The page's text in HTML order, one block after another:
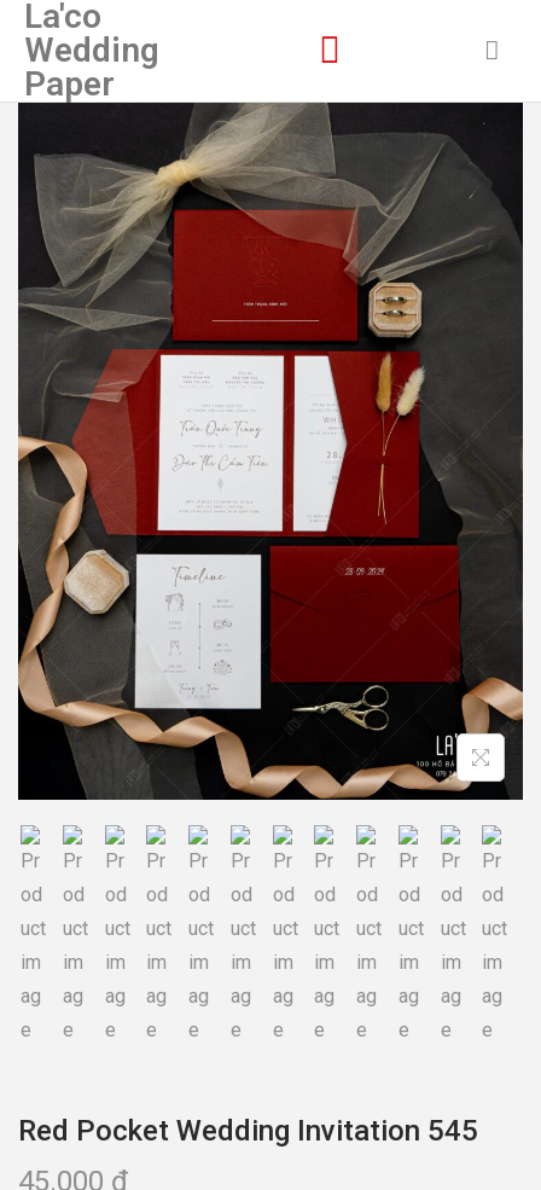
La'co
Wedding
Paper
Red Pocket Wedding Invitation 545
45.000 ₫